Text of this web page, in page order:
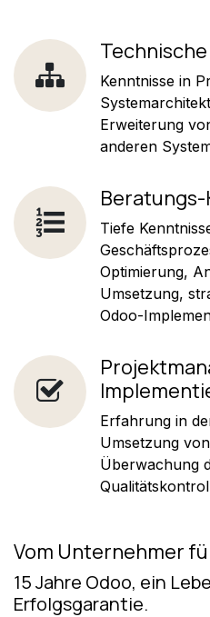
Kenntnisse in
Erweiterung
anderen
Tiefe
Optimierung,
Umsetzung,
Odoo-
Erfahrung in
Umsetzung
Überwachung
Vom Unternehmer
15 Jahre Odoo, ein
Erfolgsgarantie.